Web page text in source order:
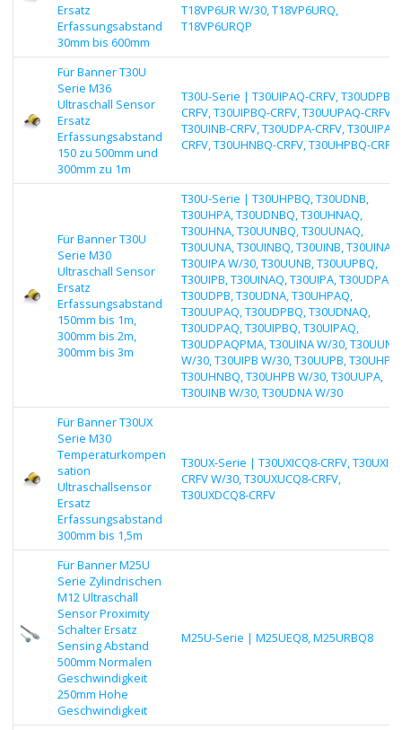
Ersatz
Erfassungsabstand
30mm bis 600mm
T18VP6UR W/30, T18VP6URQ,
T18VP6URQP
Für Banner T30U
Serie M36
Ultraschall Sensor
Ersatz
Erfassungsabstand
150 zu 500mm und
300mm zu 1m
T30U-Serie | T30UIPAQ-CRFV, T30UDPBQ-
CRFV, T30UIPBQ-CRFV, T30UUPAQ-CRFV,
T30UINB-CRFV, T30UDPA-CRFV, T30UIPA-
CRFV, T30UHNBQ-CRFV, T30UHPBQ-CRFV
Für Banner T30U
Serie M30
Ultraschall Sensor
Ersatz
Erfassungsabstand
150mm bis 1m,
300mm bis 2m,
300mm bis 3m
T30U-Serie | T30UHPBQ, T30UDNB,
T30UHPA, T30UDNBQ, T30UHNAQ,
T30UHNA, T30UUNBQ, T30UUNAQ,
T30UUNA, T30UINBQ, T30UINB, T30UINA,
T30UIPA W/30, T30UUNB, T30UUPBQ,
T30UIPB, T30UINAQ, T30UIPA, T30UDPA,
T30UDPB, T30UDNA, T30UHPAQ,
T30UUPAQ, T30UDPBQ, T30UDNAQ,
T30UDPAQ, T30UIPBQ, T30UIPAQ,
T30UDPAQPMA, T30UINA W/30, T30UUNB
W/30, T30UIPB W/30, T30UUPB, T30UHPB,
T30UHNBQ, T30UHPB W/30, T30UUPA,
T30UINB W/30, T30UDNA W/30
Für Banner T30UX
Serie M30
Temperaturkompen
sation
Ultraschallsensor
Ersatz
Erfassungsabstand
300mm bis 1,5m
T30UX-Serie | T30UXICQ8-CRFV, T30UXIC-
CRFV W/30, T30UXUCQ8-CRFV,
T30UXDCQ8-CRFV
Für Banner M25U
Serie Zylindrischen
M12 Ultraschall
Sensor Proximity
Schalter Ersatz
Sensing Abstand
500mm Normalen
Geschwindigkeit
250mm Hohe
Geschwindigkeit
M25U-Serie | M25UEQ8, M25URBQ8